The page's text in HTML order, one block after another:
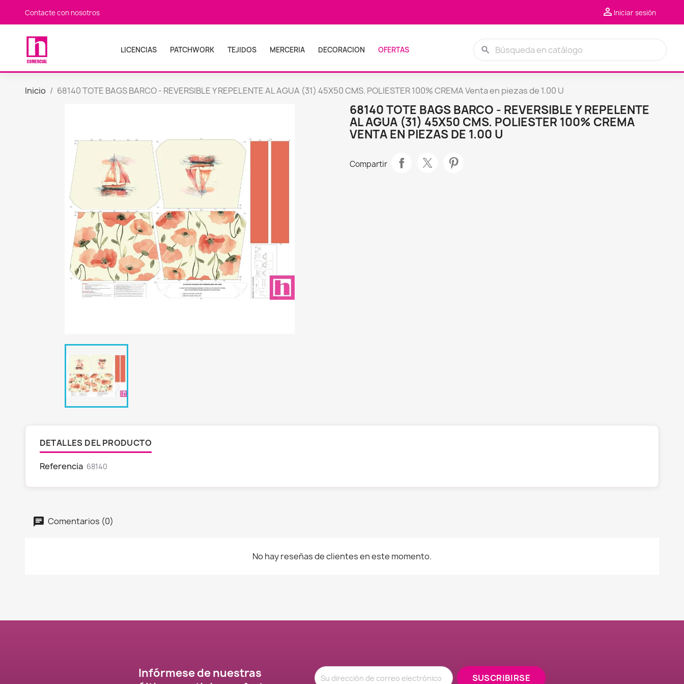
Contacte con nosotros  Iniciar sesión
LICENCIAS PATCHWORK TEJIDOS MERCERIA DECORACION OFERTAS search
Inicio 68140 TOTE BAGS BARCO - REVERSIBLE Y REPELENTE AL AGUA (31) 45X50 CMS. POLIESTER 100% CREMA Venta en piezas de 1.00 U
68140 TOTE BAGS BARCO - REVERSIBLE Y REPELENTE
AL AGUA (31) 45X50 CMS. POLIESTER 100% CREMA
VENTA EN PIEZAS DE 1.00 U
Compartir
DETALLES DEL PRODUCTO
Referencia 68140
Comentarios (0)
No hay reseñas de clientes en este momento.
Infórmese de nuestras